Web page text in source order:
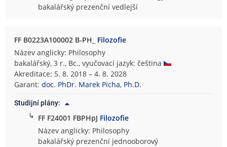
bakalářský prezenční vedlejší
FF B0223A100002 B-PH_ Filozofie
Název anglicky: Philosophy
bakalářský, 3 r., Bc., vyučovací jazyk: čeština
Akreditace: 5. 8. 2018 – 4. 8. 2028
Garant:doc. PhDr. Marek Picha, Ph.D.
Studijní plány:
↳ FF F24001 FBPHpJ Filozofie
Název anglicky: Philosophy
bakalářský prezenční jednooborový